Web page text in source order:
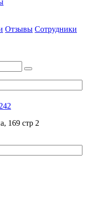
Отзывы Сотрудники
169 стр 2